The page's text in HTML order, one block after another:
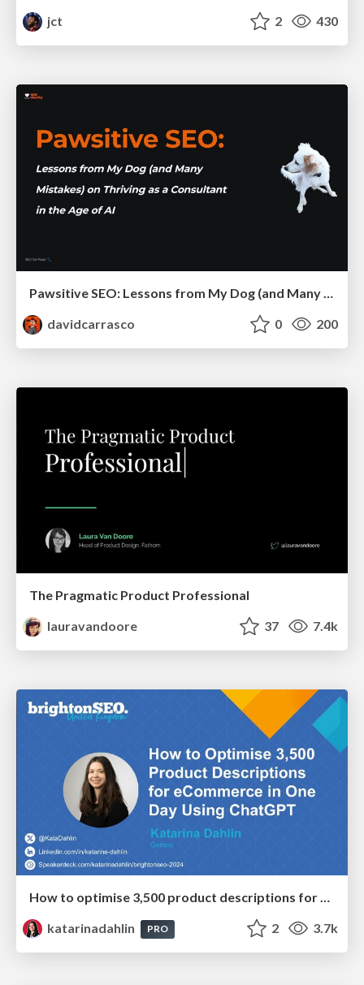
jct 2 430
davidcarrasco
0 200
The Pragmatic Product Professional
lauravandoore
37 7.4k
How to optimise 3,500 product descriptions for ecommerce in one day using ChatGPT
katarinadahlin
PRO 2 3.7k